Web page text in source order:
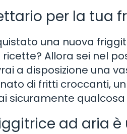
per la tua
una nuova
ricette? Allora sei nel
a disposizione una
di fritti croccanti,
sicuramente
ad aria